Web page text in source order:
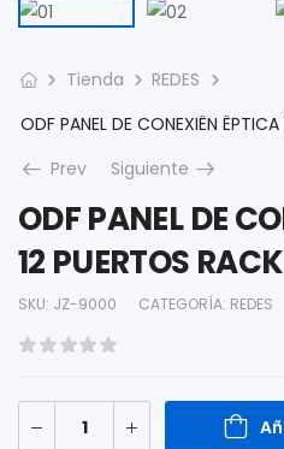
Tienda
REDES
Prev
Siguiente
ODF PANEL DE
12 PUERTOS
SKU: JZ-9000 CATEGORÍA: REDES